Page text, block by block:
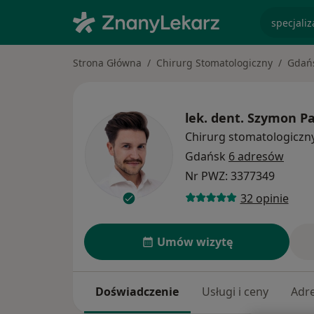
Strona Główna Chirurg Stomatologiczny
lek. dent. Szymon
Chirurg
Gdańsk 6 adresów
Nr PWZ: 3377349
32 opinie
Umów wizytę
Doświadczenie Usługi i ceny